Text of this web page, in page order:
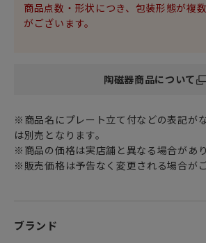
商品点数・形状につき、包装形態が複
がございます。
陶磁器商品について
※商品名にプレート立て付などの表記が
は別売となります。
※商品の価格は実店舗と異なる場合があり
※販売価格は予告なく変更される場合がご
ブランド